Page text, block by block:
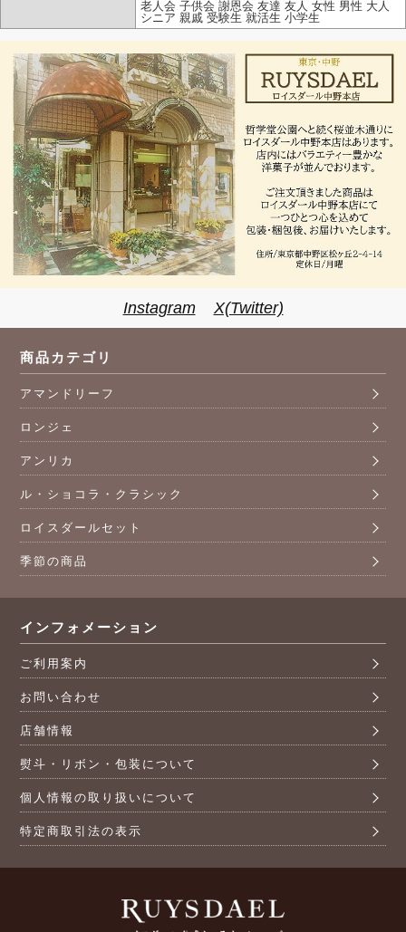
老人会 子供会 謝恩会 友達 友人 女性 男性 大人
シニア 親戚 受験生 就活生 小学生
Instagram X(Twitter)
商品カテゴリ
アマンドリーフ
ロンジェ
アンリカ
ル・ショコラ・クラシック
ロイスダールセット
季節の商品
インフォメーション
ご利用案内
お問い合わせ
店舗情報
熨斗・リボン・包装について
個人情報の取り扱いについて
特定商取引法の表示